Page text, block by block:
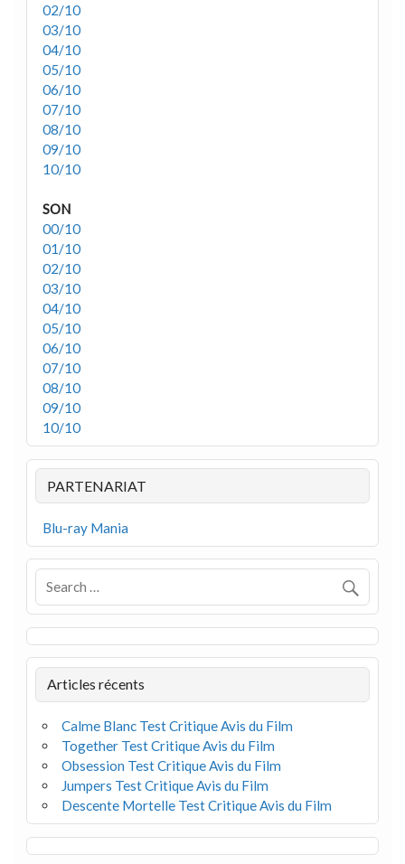
02/10
03/10
04/10
05/10
06/10
07/10
08/10
09/10
10/10
SON
00/10
01/10
02/10
03/10
04/10
05/10
06/10
07/10
08/10
09/10
10/10
PARTENARIAT
Blu-ray Mania
Articles récents
Calme Blanc Test Critique Avis du Film
Together Test Critique Avis du Film
Obsession Test Critique Avis du Film
Jumpers Test Critique Avis du Film
Descente Mortelle Test Critique Avis du Film